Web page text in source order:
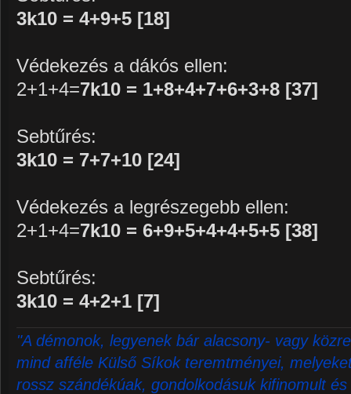
3k10 = 4+9+5 [18]
Védekezés a dákós ellen:
2+1+4=7k10 = 1+8+4+7+6+3+8 [37]
Sebtűrés:
3k10 = 7+7+10 [24]
Védekezés a legrészegebb ellen:
2+1+4=7k10 = 6+9+5+4+4+5+5 [38]
Sebtűrés:
3k10 = 4+2+1 [7]
"A démonok, legyenek bár alacsony- vagy
mind afféle Külső Síkok teremtményei,
rossz szándékúak, gondolkodásuk kifinomult